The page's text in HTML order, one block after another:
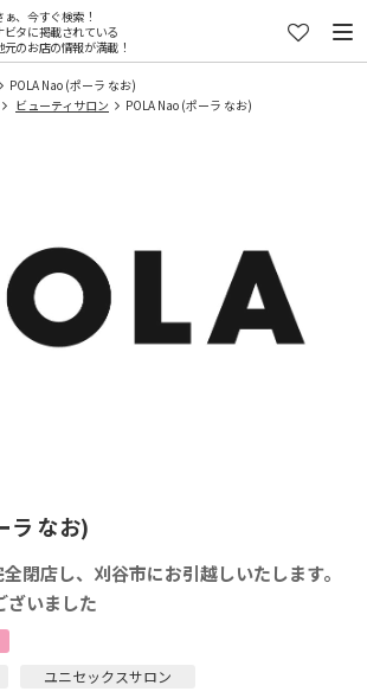
ぁ、今すぐ検索！
ビタに掲載されている
元のお店の情報が満載！
POLA Nao (ポーラ なお)
ビューティサロン POLA Nao (ポーラ なお)
ラ なお)
閉店し、刈谷市にお引越しいたします。
ざいました
ユニセックスサロン